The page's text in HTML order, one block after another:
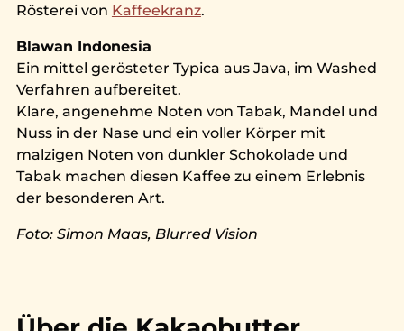
Rösterei von Kaffeekranz.
Blawan Indonesia
Ein mittel gerösteter Typica aus Java, im Washed
Verfahren aufbereitet.
Klare, angenehme Noten von Tabak, Mandel und
Nuss in der Nase und ein voller Körper mit
malzigen Noten von dunkler Schokolade und
Tabak machen diesen Kaffee zu einem Erlebnis
der besonderen Art.
Foto: Simon Maas, Blurred Vision